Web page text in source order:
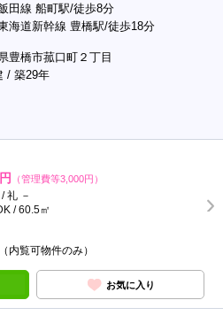
田線 船町駅/徒歩8分
海道新幹線 豊橋駅/徒歩18分
豊橋市菰口町２丁目
/ 築29年
（管理費等3,000円）
礼 －
/ 60.5㎡
内覧可物件のみ）
お気に入り